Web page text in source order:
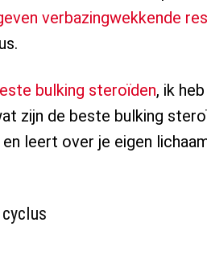
verbazingwekkende
bulking steroïden, ik
zijn de beste bulking
leert over je eigen